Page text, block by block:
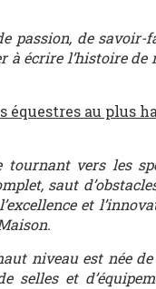
passion, de savoir-
écrire l’histoire de
au plus
vers les
saut
et
niveau est née
et